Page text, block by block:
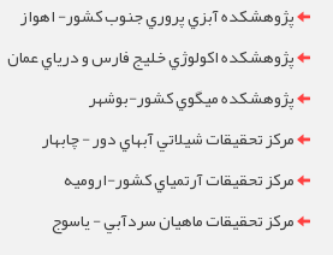
پژوهشکده آبزي پروري جنوب کشور- اهواز
پژوهشکده اکولوژي خليج فارس و درياي عمان
پژوهشکده ميگوي کشور-بوشهر
مرکز تحقيقات شيلاتي آبهاي دور - چابهار
مرکز تحقيقات آرتمياي کشور-ارومیه
مرکز تحقيقات ماهيان سردآبي - ياسوج